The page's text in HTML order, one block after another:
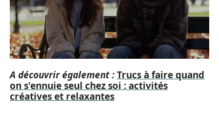
A découvrir également :Trucs à faire quand
on s'ennuie seul chez soi : activités
créatives et relaxantes